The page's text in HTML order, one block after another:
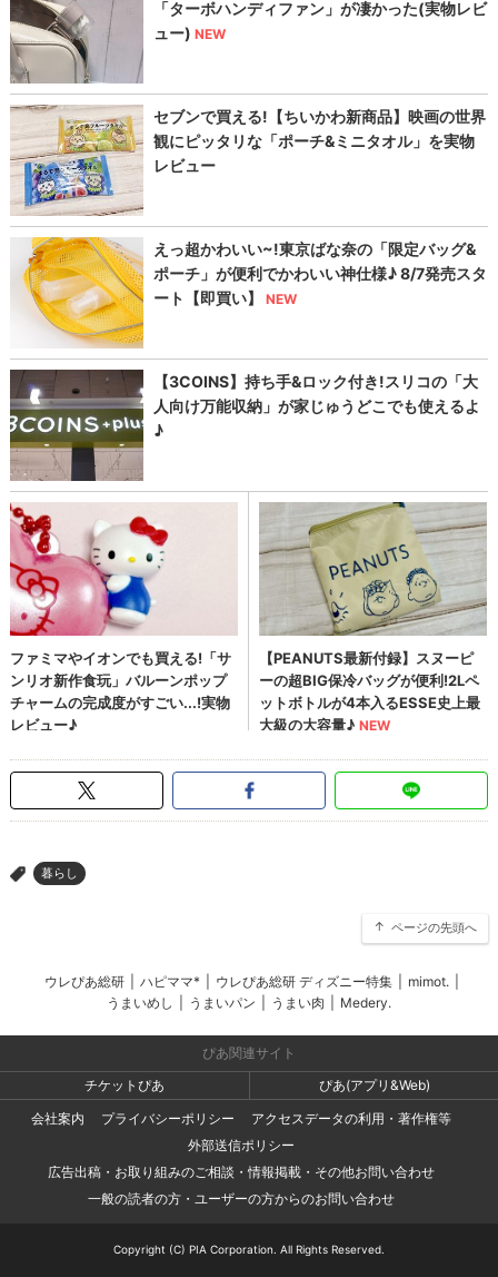
> 暮らし
ページの先頭へ
ウレぴあ総研 ハピママ* ウレぴあ総研 ディズニー特集 mimot.
うまいめし
うまいパン うまい肉 Medery.
ぴあ関連サイト
チケットぴあ
ぴあ(アプリ&Web)
会社案内
プライバシーポリシー
アクセスデータの利用・著作権等
外部送信ポリシー
広告出稿・お取り組みのご相談・情報掲載・その他お問い合わせ
一般の読者の方・ユーザーの方からのお問い合わせ
Copyright (C) PIA Corporation. All Rights Reserved.